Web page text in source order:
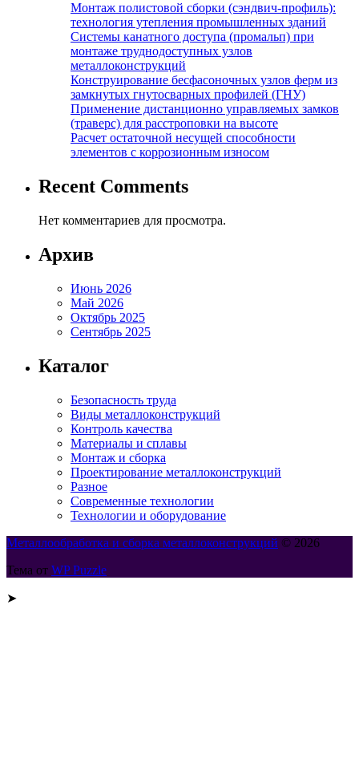
Монтаж полистовой сборки (сэндвич-профиль):
технология утепления промышленных зданий
Системы канатного доступа (промальп) при
монтаже труднодоступных узлов
металлоконструкций
Конструирование бесфасоночных узлов ферм из
замкнутых гнутосварных профилей (ГНУ)
Применение дистанционно управляемых замков
(траверс) для расстроповки на высоте
Расчет остаточной несущей способности
элементов с коррозионным износом
Recent Comments
Нет комментариев для просмотра.
Архив
Июнь 2026
Май 2026
Октябрь 2025
Сентябрь 2025
Каталог
Безопасность труда
Виды металлоконструкций
Контроль качества
Материалы и сплавы
Монтаж и сборка
Проектирование металлоконструкций
Разное
Современные технологии
Технологии и оборудование
Металлообработка и сборка металлоконструкций © 2026
Тема от WP Puzzle
➤